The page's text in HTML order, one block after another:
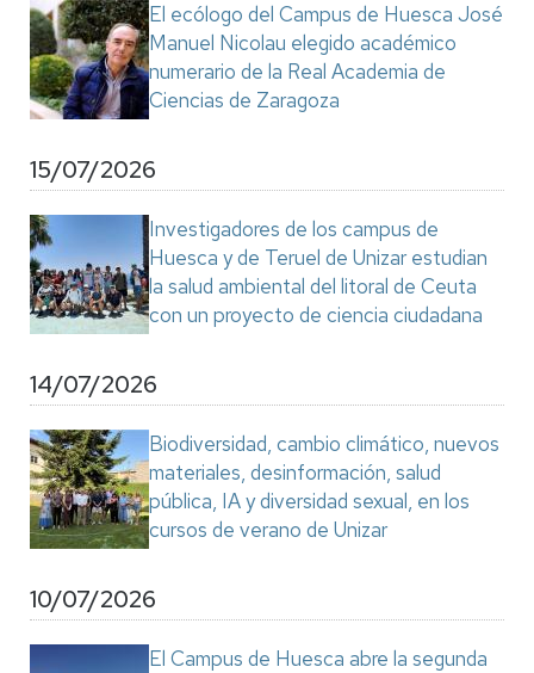
El ecólogo del Campus de Huesca José
Manuel Nicolau elegido académico
numerario de la Real Academia de
Ciencias de Zaragoza
15/07/2026
Investigadores de los campus de
Huesca y de Teruel de Unizar estudian
la salud ambiental del litoral de Ceuta
con un proyecto de ciencia ciudadana
14/07/2026
Biodiversidad, cambio climático, nuevos
materiales, desinformación, salud
pública, IA y diversidad sexual, en los
cursos de verano de Unizar
10/07/2026
El Campus de Huesca abre la segunda